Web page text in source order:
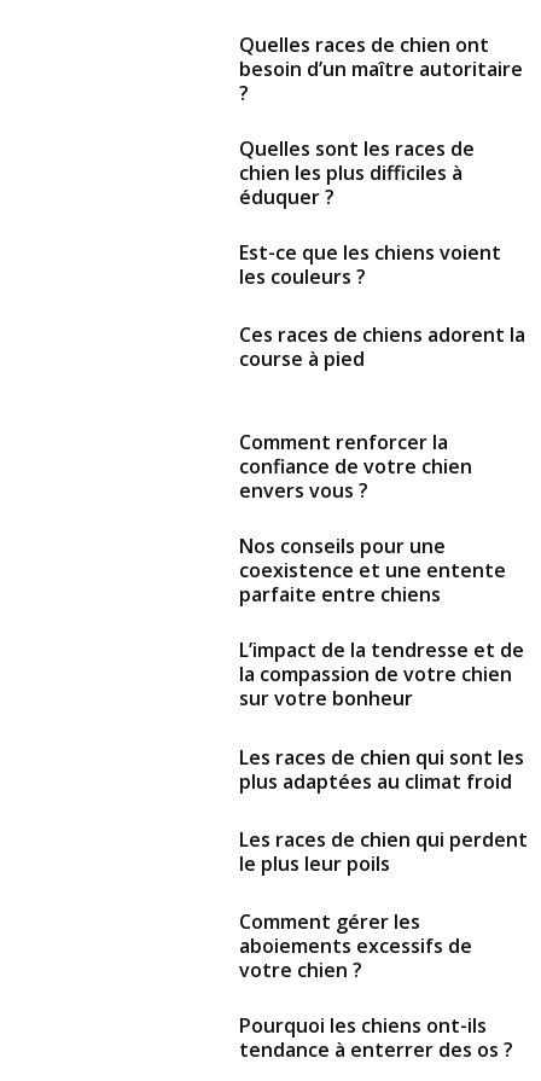
Quelles races de chien ont
besoin d’un maître autoritaire
?
Quelles sont les races de
chien les plus difficiles à
éduquer ?
Est-ce que les chiens voient
les couleurs ?
Ces races de chiens adorent la
course à pied
Comment renforcer la
confiance de votre chien
envers vous ?
Nos conseils pour une
coexistence et une entente
parfaite entre chiens
L’impact de la tendresse et de
la compassion de votre chien
sur votre bonheur
Les races de chien qui sont les
plus adaptées au climat froid
Les races de chien qui perdent
le plus leur poils
Comment gérer les
aboiements excessifs de
votre chien ?
Pourquoi les chiens ont-ils
tendance à enterrer des os ?